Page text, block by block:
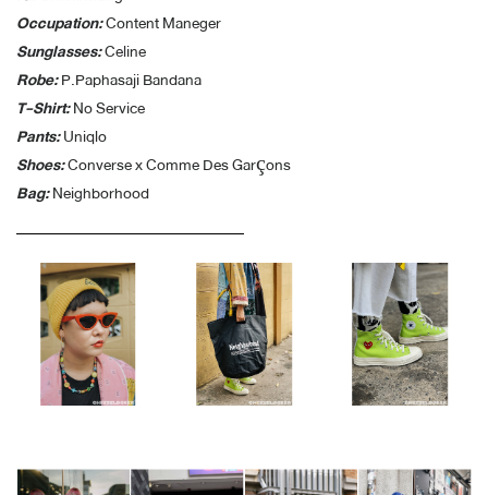
Occupation:Content Maneger
Sunglasses:Celine
Robe:P.Paphasaji Bandana
T-Shirt:No Service
Pants:Uniqlo
Shoes:Converse x Comme Des Garçons
Bag:Neighborhood